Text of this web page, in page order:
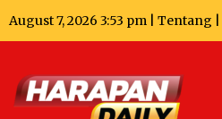
August 7, 2026 3:53 pm | Tentang